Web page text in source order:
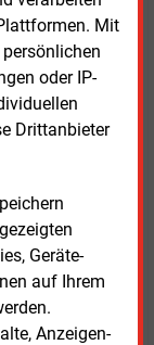
Mit
oder IP-
Drittanbieter
Geräte-
auf Ihrem
Anzeigen-
sollte
dass der
Das
die
sowie
sowie die
von Altholz A